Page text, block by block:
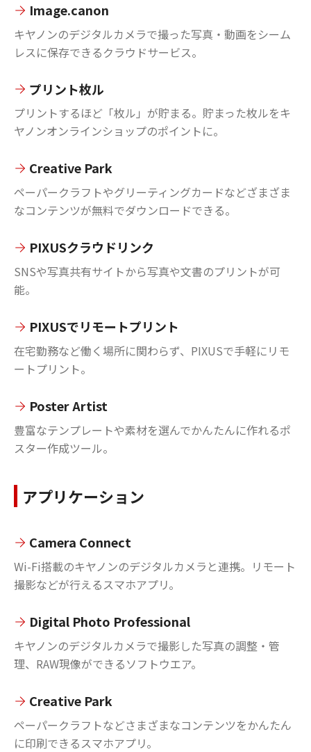
Image.canon
キヤノンのデジタルカメラで撮った写真・動画をシーム
レスに保存できるクラウドサービス。
プリント枚ル
プリントするほど「枚ル」が貯まる。貯まった枚ルをキ
ヤノンオンラインショップのポイントに。
Creative Park
ペーパークラフトやグリーティングカードなどざまざま
なコンテンツが無料でダウンロードできる。
PIXUSクラウドリンク
SNSや写真共有サイトから写真や文書のプリントが可
能。
PIXUSでリモートプリント
在宅勤務など働く場所に関わらず、PIXUSで手軽にリモ
ートプリント。
Poster Artist
豊富なテンプレートや素材を選んでかんたんに作れるポ
スター作成ツール。
アプリケーション
Camera Connect
Wi-Fi搭載のキヤノンのデジタルカメラと連携。リモート
撮影などが行えるスマホアプリ。
Digital Photo Professional
キヤノンのデジタルカメラで撮影した写真の調整・管
理、RAW現像ができるソフトウエア。
Creative Park
ペーパークラフトなどさまざまなコンテンツをかんたん
に印刷できるスマホアプリ。